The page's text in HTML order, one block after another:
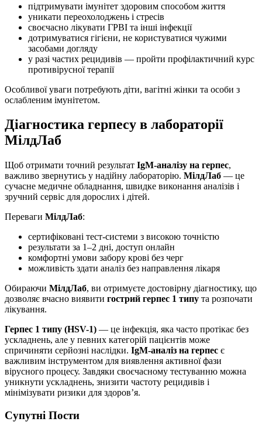
підтримувати імунітет здоровим способом життя
уникати переохолоджень і стресів
своєчасно лікувати ГРВІ та інші інфекції
дотримуватися гігієни, не користуватися чужими
засобами догляду
у разі частих рецидивів — пройти профілактичний курс
противірусної терапії
Особливої уваги потребують діти, вагітні жінки та особи з
ослабленим імунітетом.
Діагностика герпесу в лабораторії
МілдЛаб
Щоб отримати точний результат IgM-аналізу на герпес,
важливо звернутись у надійну лабораторію. МілдЛаб — це
сучасне медичне обладнання, швидке виконання аналізів і
зручний сервіс для дорослих і дітей.
Переваги МілдЛаб:
сертифіковані тест-системи з високою точністю
результати за 1–2 дні, доступ онлайн
комфортні умови забору крові без черг
можливість здати аналіз без направлення лікаря
Обираючи МілдЛаб, ви отримуєте достовірну діагностику, що
дозволяє вчасно виявити гострий герпес 1 типу та розпочати
лікування.
Герпес 1 типу (HSV-1) — це інфекція, яка часто протікає без
ускладнень, але у певних категорій пацієнтів може
спричиняти серйозні наслідки. IgM-аналіз на герпес є
важливим інструментом для виявлення активної фази
вірусного процесу. Завдяки своєчасному тестуванню можна
уникнути ускладнень, знизити частоту рецидивів і
мінімізувати ризики для здоров’я.
Супутні Поcти